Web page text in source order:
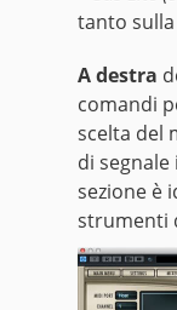
tanto
A destra
comandi
scelta del
di
sezione è
strumenti